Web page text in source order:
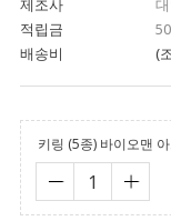
제조사
적립금
배송비
(
키링 (5종) 바이오맨